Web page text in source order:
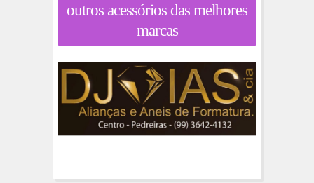
outros acessórios das melhores
marcas